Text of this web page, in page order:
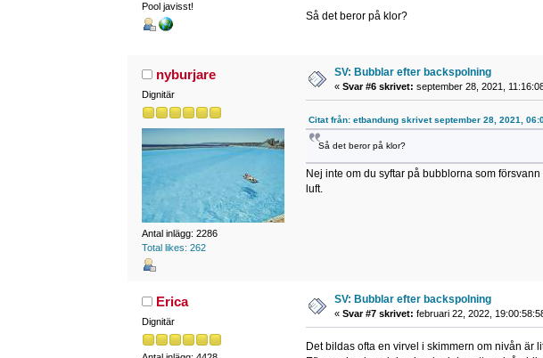
Pool javisst!
Så det beror på klor?
nyburjare
Dignitär
Antal inlägg: 2286
Total likes: 262
SV: Bubblar efter backspolning
« Svar #6 skrivet: september 28, 2021,
Citat från: etbandung skrivet september 28, 2021,
Så det beror på klor?
Nej inte om du syftar på bubblorna som
luft.
Erica
Dignitär
SV: Bubblar efter backspolning
« Svar #7 skrivet: februari 22, 2022,
Det bildas ofta en virvel i skimmern om nivån är